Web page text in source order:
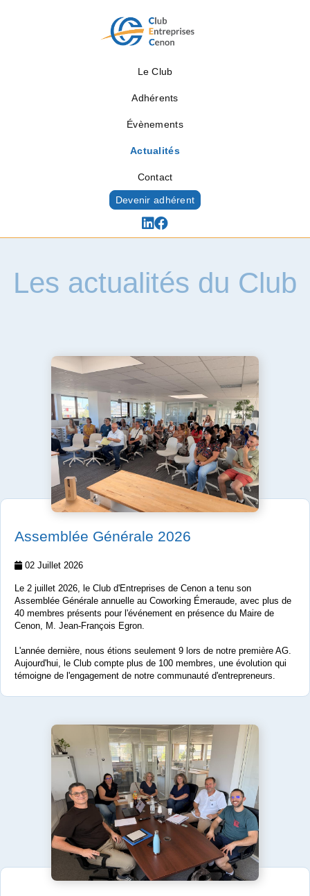
Le Club
Adhérents
Évènements
Actualités
Contact
Devenir adhérent
Les actualités du Club
Assemblée Générale 2026
02 Juillet 2026
Le 2 juillet 2026, le Club d'Entreprises de Cenon a tenu son
Assemblée Générale annuelle au Coworking Émeraude, avec plus de
40 membres présents pour l'événement en présence du Maire de
Cenon, M. Jean-François Egron.
L'année dernière, nous étions seulement 9 lors de notre première AG.
Aujourd'hui, le Club compte plus de 100 membres, une évolution qui
témoigne de l'engagement de notre communauté d'entrepreneurs.